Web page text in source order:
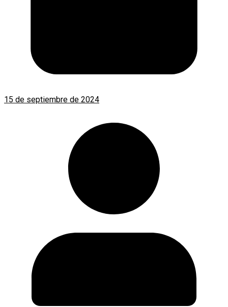
15 de septiembre de 2024